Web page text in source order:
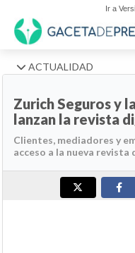
Ir a
ACTUALIDAD
Zurich Seguros y
lanzan la revista
Clientes, mediadores y
acceso a la nueva